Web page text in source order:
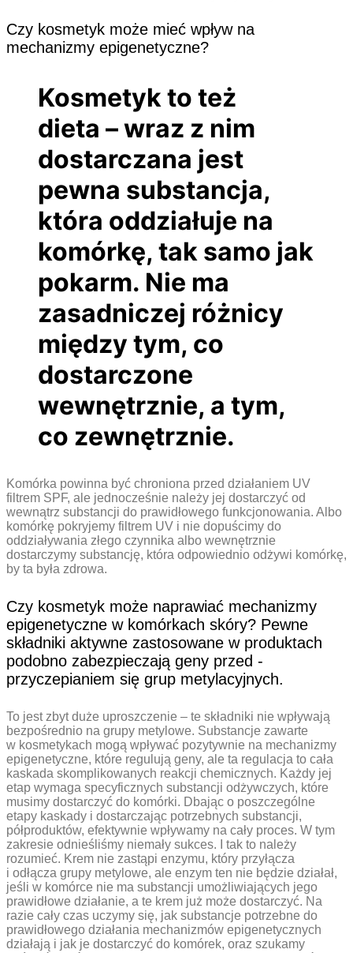
Czy kosmetyk może mieć wpływ na
mechanizmy epigenetyczne?
Kosmetyk to też
dieta – wraz z nim
dostarczana jest
pewna substancja,
która oddziałuje na
komórkę, tak samo jak
pokarm. Nie ma
zasadniczej różnicy
między tym, co
dostarczone
wewnętrznie, a tym,
co zewnętrznie.
Komórka powinna być chroniona przed działaniem UV
filtrem SPF, ale jednocześnie należy jej dostarczyć od
wewnątrz substancji do prawidłowego funkcjonowania. Albo
komórkę pokryjemy filtrem UV i nie dopuścimy do
oddziaływania złego czynnika albo wewnętrznie
dostarczymy substancję, która odpowiednio odżywi komórkę,
by ta była zdrowa.
Czy kosmetyk może naprawiać mechanizmy
epigenetyczne w komórkach skóry? Pewne
składniki aktywne zastosowane w produktach
podobno zabezpieczają geny przed ­
przyczepianiem się grup metylacyjnych.
To jest zbyt duże uproszczenie – te składniki nie wpływają
bezpośrednio na grupy metylowe. Substancje zawarte
w kosmetykach mogą wpływać pozytywnie na mechanizmy
epigenetyczne, które regulują geny, ale ta regulacja to cała
kaskada skomplikowanych reakcji chemicznych. Każdy jej
etap wymaga specyficznych substancji odżywczych, które
musimy dostarczyć do komórki. Dbając o poszczególne
etapy kaskady i dostarczając potrzebnych substancji,
półproduktów, efektywnie wpływamy na cały proces. W tym
zakresie odnieśliśmy niemały sukces. I tak to należy
rozumieć. Krem nie zastąpi enzymu, który przyłącza
i odłącza grupy metylowe, ale enzym ten nie będzie działał,
jeśli w komórce nie ma substancji umożliwiających jego
prawidłowe działanie, a te krem już może dostarczyć. Na
razie cały czas uczymy się, jak substancje potrzebne do
prawidłowego działania mechanizmów epigenetycznych
działają i jak je dostarczyć do komórek, oraz szukamy